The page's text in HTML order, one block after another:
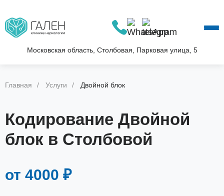
Московская область, Столбовая, Парковая улица, 5
О КЛИНИКЕ
УСЛУГИ
КОНТАКТЫ
Главная Услуги Двойной блок
Кодирование Двойной
блок в Столбовой
от 4000 ₽